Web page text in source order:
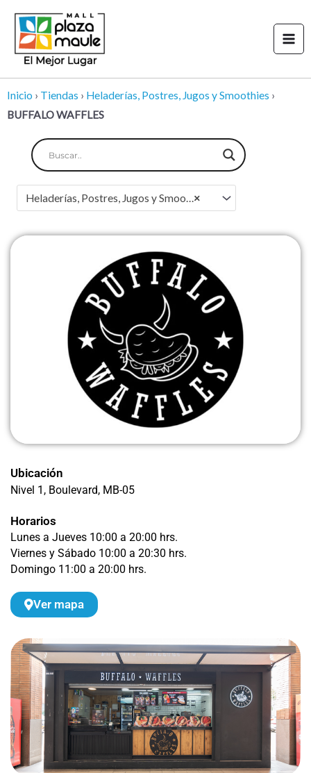
contenido
Inicio › Tiendas › Heladerías, Postres, Jugos y Smoothies ›
BUFFALO WAFFLES
×
Heladerías, Postres, Jugos y Smoothies
Ubicación
Nivel 1, Boulevard, MB-05
Horarios
Lunes a Jueves 10:00 a 20:00 hrs.
Viernes y Sábado 10:00 a 20:30 hrs.
Domingo 11:00 a 20:00 hrs.
Ver mapa